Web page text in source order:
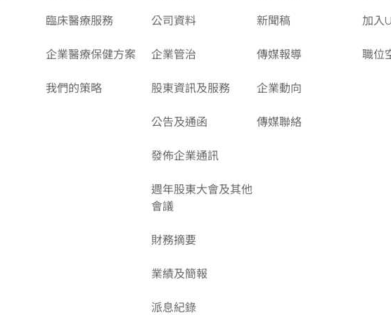
臨床醫療服務
企業醫療保健方案
我們的策略
公司資料
企業管治
股東資訊及服務
公告及通函
發佈企業通訊
週年股東大會及其他
會議
財務摘要
業績及簡報
派息紀錄
新聞稿
傳媒報導
企業動向
傳媒聯絡
加入
職位